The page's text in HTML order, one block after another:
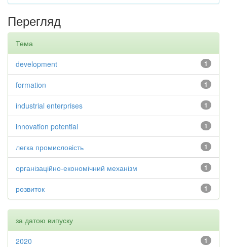
Перегляд
Тема
1
development
1
formation
1
industrial enterprises
1
innovation potential
1
легка промисловість
1
організаційно-економічний механізм
1
розвиток
за датою випуску
1
2020